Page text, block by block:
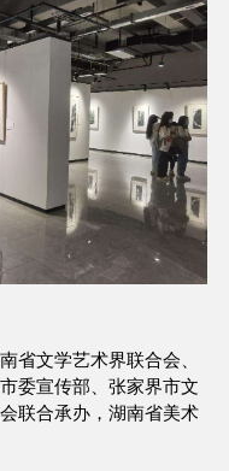
省文学艺术界联合会、
委宣传部、张家界市文
联合承办，湖南省美术